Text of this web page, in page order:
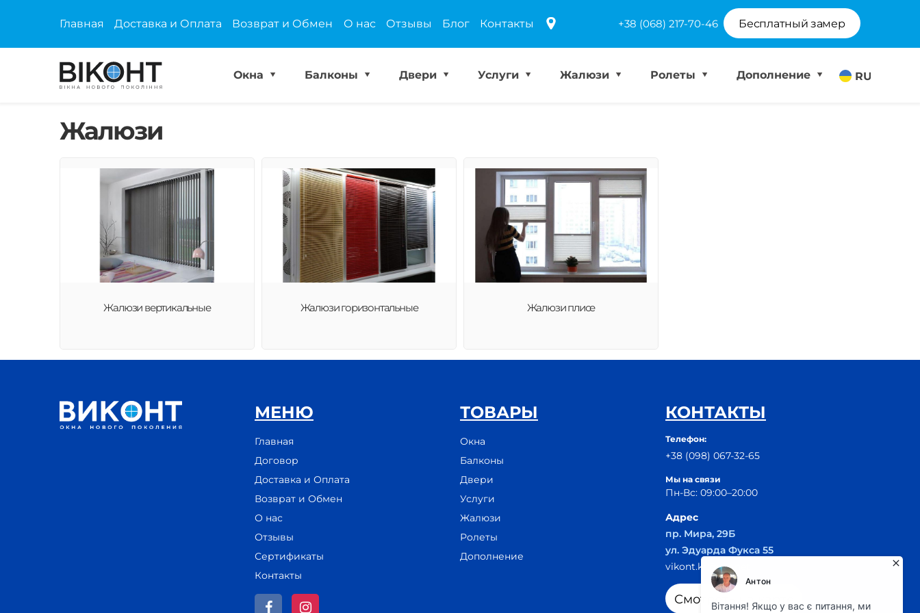
Главная Доставка и Оплата Возврат и Обмен О нас Отзывы Блог Контакты +38 (068) 217-70-46 Бесплатный замер
RU
Окна Балконы Двери Услуги Жалюзи Ролеты Дополнение
Жалюзи
Жалюзи вертикальные Жалюзи горизонтальные Жалюзи плисе
МЕНЮ
Главная
Договор
Доставка и Оплата
Возврат и Обмен
О нас
Отзывы
Сертификаты
Контакты
ТОВАРЫ
Окна
Балконы
Двери
Услуги
Жалюзи
Ролеты
Дополнение
КОНТАКТЫ
Телефон:
+38 (098) 067-32-65
Мы на связи
Пн-Вс: 09:00–20:00
Адрес
пр. Мира, 29Б
ул. Эдуарда Фукса 55
vikont.kr@ukr.net
Смотреть на карте